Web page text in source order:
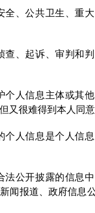
全、公共卫生、重
查、起诉、审判和
个人信息主体或其
又很难得到本人同意
个人信息是个人信
法公开披露的信息
闻报道、政府信息